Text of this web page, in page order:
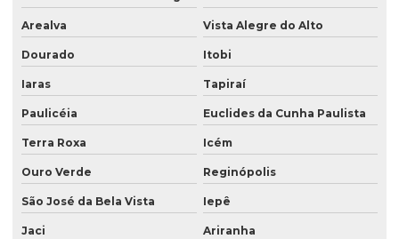
Arealva Vista Alegre do Alto
Dourado Itobi
Iaras Tapiraí
Paulicéia Euclides da Cunha Paulista
Terra Roxa Icém
Ouro Verde Reginópolis
São José da Bela Vista Iepê
Jaci Ariranha